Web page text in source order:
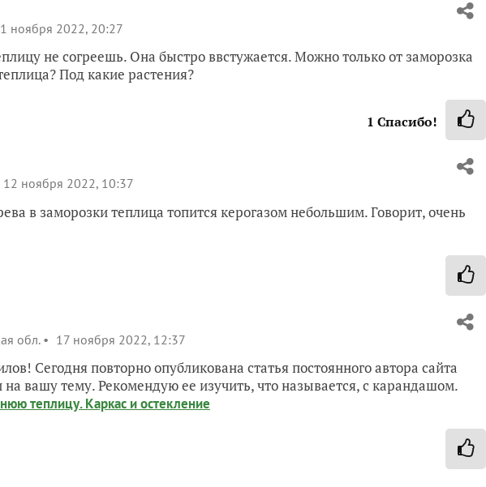
ноября 2022, 20:27
не согреешь. Она быстро ввстужается. Можно только от заморозка
Под какие растения?
1 Спасибо!
12 ноября 2022, 10:37
в заморозки теплица топится керогазом небольшим. Говорит, очень
обл. 17 ноября 2022, 12:37
Сегодня повторно опубликована статья постоянного автора сайта
вашу тему. Рекомендую ее изучить, что называется, с карандашом.
теплицу. Каркас и остекление